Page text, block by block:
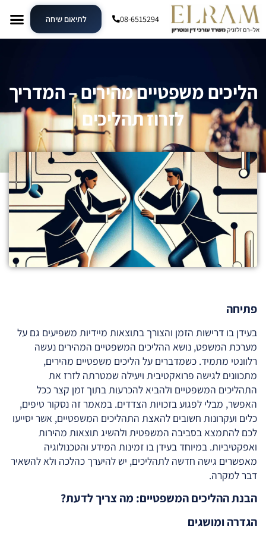
08-6515294 לתיאום שיחה
הליכים משפטיים מהירים – המדריך
לזרוז תהליכים
פתיחה
בעידן בו דרישות הזמן והצורך בתוצאות מיידיות משפיעים גם על
מערכת המשפט, נושא ההליכים המשפטיים המהירים נעשה
רלוונטי מתמיד. כשמדברים על הליכים משפטיים מהירים,
מתכוונים לגישה פרואקטיבית ויעילה שמטרתה לזרז את
התהליכים המשפטיים ולהביא להכרעות בתוך זמן קצר ככל
האפשר, מבלי לפגוע בזכויות הצדדים. במאמר זה נסקור טיפים,
כלים ועקרונות חשובים להאצת התהליכים המשפטיים, אשר יסייעו
לכם להתמצא בסביבה המשפטית ולהשיג תוצאות מהירות
ואפקטיביות. במיוחד בעידן בו זמינות המידע והטכנולוגיה
מאפשרים גישה חדשה לתהליכים, יש להיערך כהלכה ולא להשאיר
דבר למקרה.
הבנת ההליכים המשפטיים: מה צריך לדעת?
הגדרה ומושגים